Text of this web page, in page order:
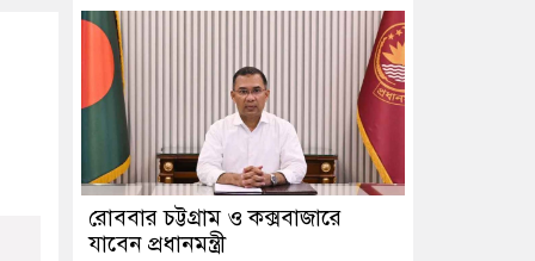
রোববার চট্টগ্রাম ও কক্সবাজারে
যাবেন প্রধানমন্ত্রী